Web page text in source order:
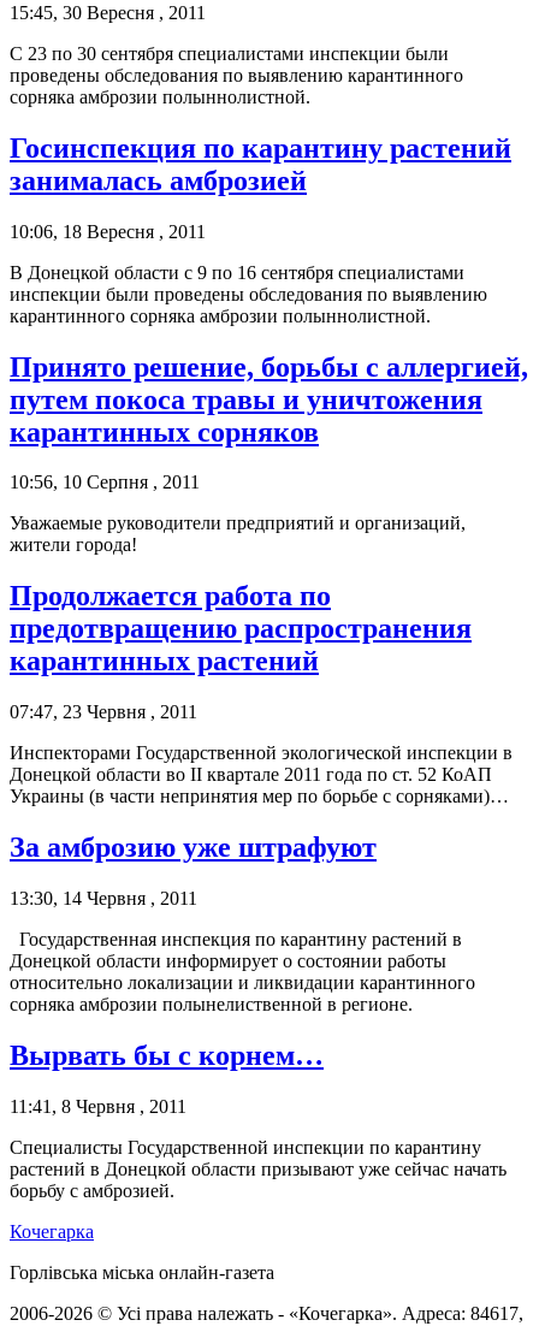
15:45, 30 Вересня , 2011
С 23 по 30 сентября специалистами инспекции были
проведены обследования по выявлению карантинного
сорняка амброзии полыннолистной.
Госинспекция по карантину растений
занималась амброзией
10:06, 18 Вересня , 2011
В Донецкой области с 9 по 16 сентября специалистами
инспекции были проведены обследования по выявлению
карантинного сорняка амброзии полыннолистной.
Принято решение, борьбы с аллергией,
путем покоса травы и уничтожения
карантинных сорняков
10:56, 10 Серпня , 2011
Уважаемые руководители предприятий и организаций,
жители города!
Продолжается работа по
предотвращению распространения
карантинных растений
07:47, 23 Червня , 2011
Инспекторами Государственной экологической инспекции в
Донецкой области во II квартале 2011 года по ст. 52 КоАП
Украины (в части непринятия мер по борьбе с сорняками)…
За амброзию уже штрафуют
13:30, 14 Червня , 2011
Государственная инспекция по карантину растений в
Донецкой области информирует о состоянии работы
относительно локализации и ликвидации карантинного
сорняка амброзии полынелиственной в регионе.
Вырвать бы с корнем…
11:41, 8 Червня , 2011
Специалисты Государственной инспекции по карантину
растений в Донецкой области призывают уже сейчас начать
борьбу с амброзией.
Кочегарка
Горлівська міська онлайн-газета
2006-2026 © Усі права належать - «Кочегарка». Адреса: 84617,